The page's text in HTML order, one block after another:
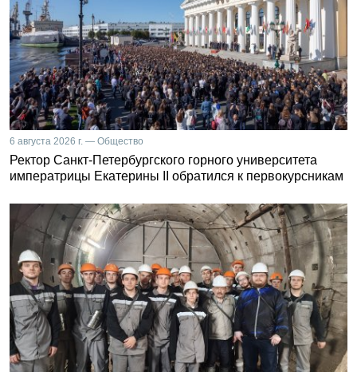
6 августа 2026 г. — Общество
Ректор Санкт-Петербургского горного университета
императрицы Екатерины II обратился к первокурсникам